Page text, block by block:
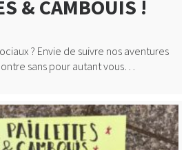
& CAMBOUIS !
? Envie de suivre nos aventures
sans pour autant vous…